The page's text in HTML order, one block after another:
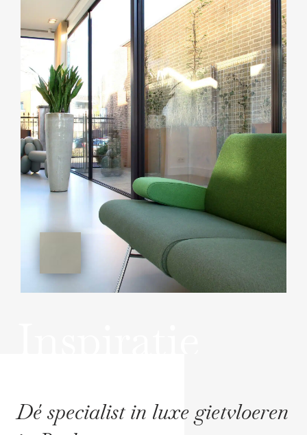
Dé specialist in luxe gietvloeren